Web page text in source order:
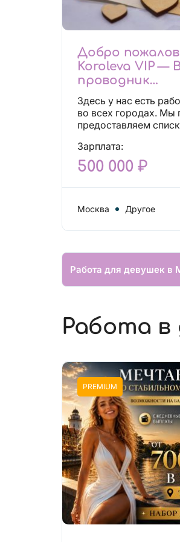
Добро
Koroleva VIP —
проводник
вакансий!
Здесь у нас есть
во всех городах. Мы
предоставляем
Зарплата:
500 000 ₽
Москва Другое
Работа для девушек в
Работа в
PREMIUM